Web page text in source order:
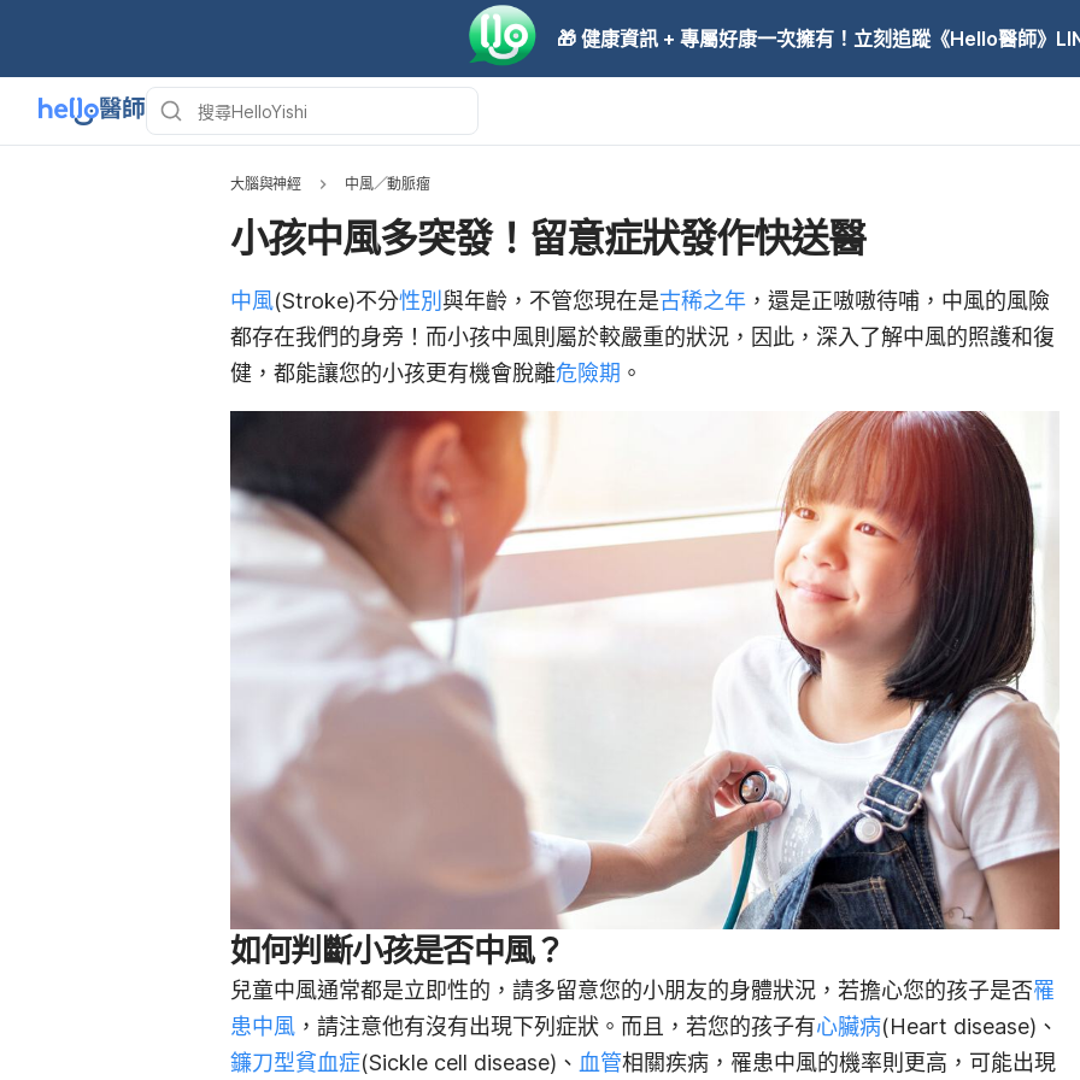
🎁 健康資訊 + 專屬好康一次擁有！立刻追蹤《Hello醫師》
大腦與神經 中風／動脈瘤
小孩中風多突發！留意症狀發作快送醫
中風(Stroke)不分性別 與年齡，不管您現在是古稀之年 ，還是正嗷嗷待哺，中風的風險
都存在我們的身旁！而小孩中風則屬於較嚴重的狀況，因此，深入了解中風的照護和復
健，都能讓您的小孩更有機會脫離危險期 。
如何判斷小孩是否中風？
兒童中風通常都是立即性的，請多留意您的小朋友的身體狀況，若擔心您的孩子是否罹
患中風 ，請注意他有沒有出現下列症狀。而且，若您的孩子有心臟病(Heart disease)、
鐮刀型貧血症(Sickle cell disease)、 血管相關疾病，罹患中風的機率則更高，可能出現